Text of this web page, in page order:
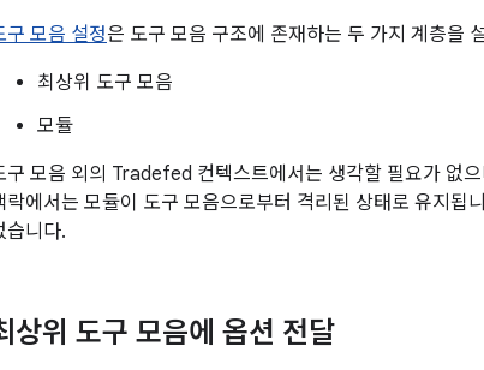
구 모음 설정은 도구 모음 구조에 존재하는 두 가지 계층을
최상위 도구 모음
모듈
구 모음 외의 Tradefed 컨텍스트에서는 생각할 필요가 없
락에서는 모듈이 도구 모음으로부터 격리된 상태로 유지됩
습니다.
상위 도구 모음에 옵션 전달